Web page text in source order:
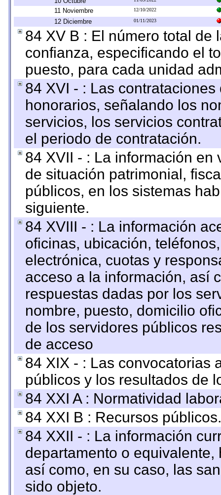
11 Noviembre 12/10/2022
12 Diciembre 01/11/2023
84 XV B : El número total de
confianza, especificando el
puesto, para cada unidad
84 XVI - : Las
honorarios, señalando los
servicios, los servicios
el periodo de contratación.
84 XVII - : La información
de situación patrimonial,
públicos, en los sistemas
siguiente.
84 XVIII - : La información
oficinas, ubicación,
electrónica, cuotas y
acceso a la información, así
respuestas dadas por los
nombre, puesto, domicilio
de los servidores públicos
de acceso
84 XIX - : Las convocatorias
públicos y los resultados de
84 XXI A : Normatividad
84 XXI B : Recursos públicos.
84 XXII - : La información
departamento o
así como, en su caso, las
sido objeto.